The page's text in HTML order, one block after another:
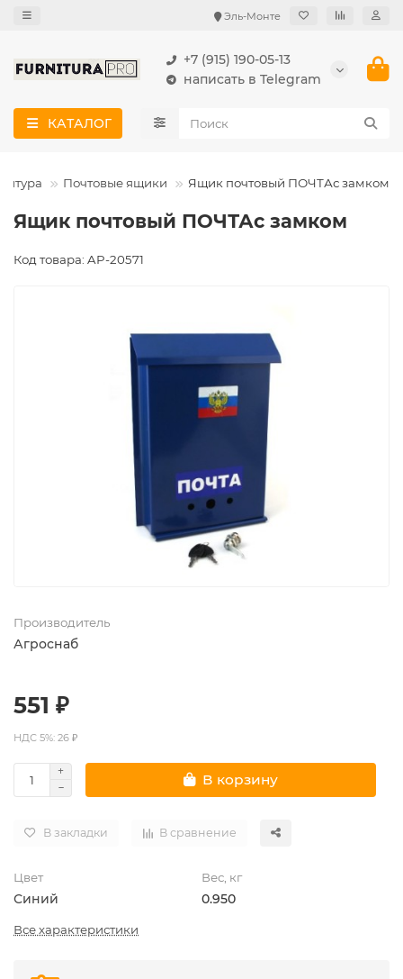
Эль-Монте
+7 (915) 190-05-13
написать в Telegram
КАТАЛОГ
Почтовые ящики Ящик почтовый ПОЧТАс замком
Ящик почтовый ПОЧТАс замком
Код товара: AP-20571
Производитель
Агроснаб
551 ₽
НДС 5%: 26 ₽
В корзину
В закладки В сравнение
Цвет
Синий
Вес, кг
0.950
Все характеристики